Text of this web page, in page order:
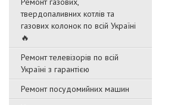
твердопаливних котлів та
газових колонок по всій Україні
🔥
Ремонт телевізорів по всій
Україні з гарантією
Ремонт посудомийних машин